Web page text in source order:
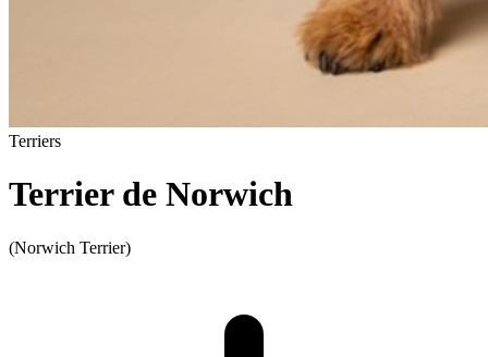
Terriers
Terrier de Norwich
(Norwich Terrier)